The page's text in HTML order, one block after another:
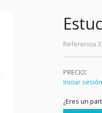
Referencia
PRECIO:
Iniciar sesión
¿Eres un